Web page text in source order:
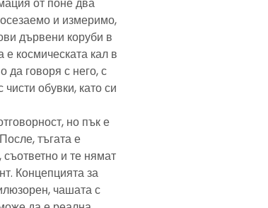
и измеримо,
дървени коруби в
космическата кал в
да говоря с него, с
обувки, като си
но пък е
тъгата е
и те нямат
Концепцията за
чашата с